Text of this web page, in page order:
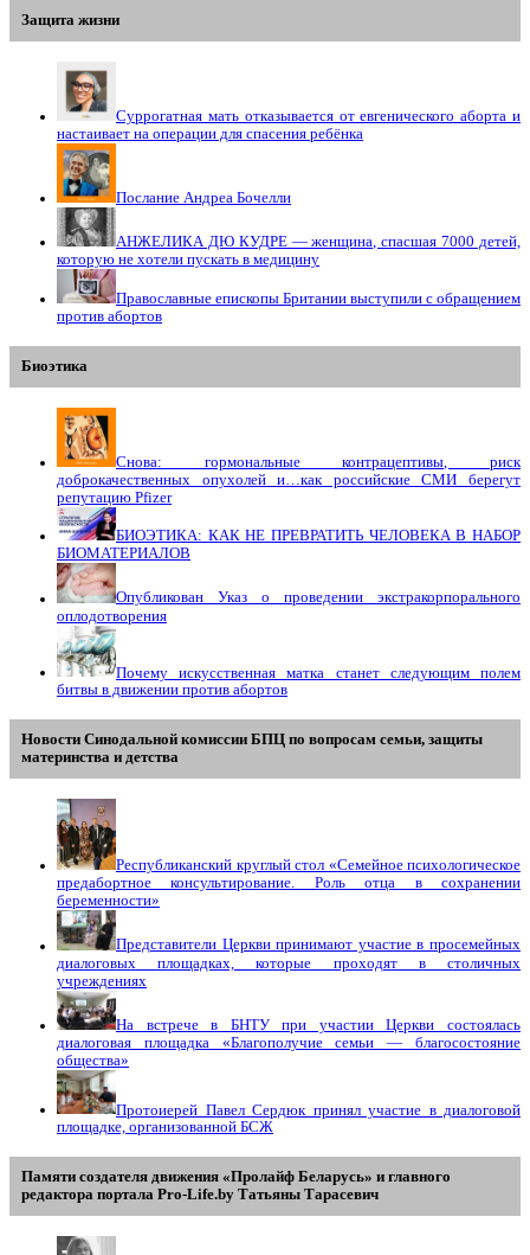
Защита жизни
Суррогатная мать отказывается от евгенического аборта и
настаивает на операции для спасения ребёнка
Послание Андреа Бочелли
АНЖЕЛИКА ДЮ КУДРЕ — женщина, спасшая 7000 детей,
которую не хотели пускать в медицину
Православные епископы Британии выступили с обращением
против абортов
Биоэтика
Снова: гормональные контрацептивы, риск
доброкачественных опухолей и…как российские СМИ берегут
репутацию Pfizer
БИОЭТИКА: КАК НЕ ПРЕВРАТИТЬ ЧЕЛОВЕКА В НАБОР
БИОМАТЕРИАЛОВ
Опубликован Указ о проведении экстракорпорального
оплодотворения
Почему искусственная матка станет следующим полем
битвы в движении против абортов
Новости Синодальной комиссии БПЦ по вопросам семьи, защиты
материнства и детства
Республиканский круглый стол «Семейное психологическое
предабортное консультирование. Роль отца в сохранении
беременности»
Представители Церкви принимают участие в просемейных
диалоговых площадках, которые проходят в столичных
учреждениях
На встрече в БНТУ при участии Церкви состоялась
диалоговая площадка «Благополучие семьи — благосостояние
общества»
Протоиерей Павел Сердюк принял участие в диалоговой
площадке, организованной БСЖ
Памяти создателя движения «Пролайф Беларусь» и главного
редактора портала Pro-Life.by Tатьяны Tарасевич